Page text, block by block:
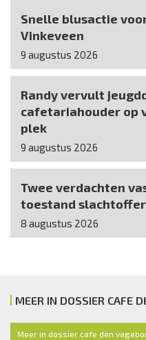
Snelle blusactie
Vinkeveen
9 augustus 2026
Randy vervult
cafetariahouder op
plek
9 augustus 2026
Twee verdachten
toestand
8 augustus 2026
MEER IN DOSSIER CAFE
Meer in dossier cafe den